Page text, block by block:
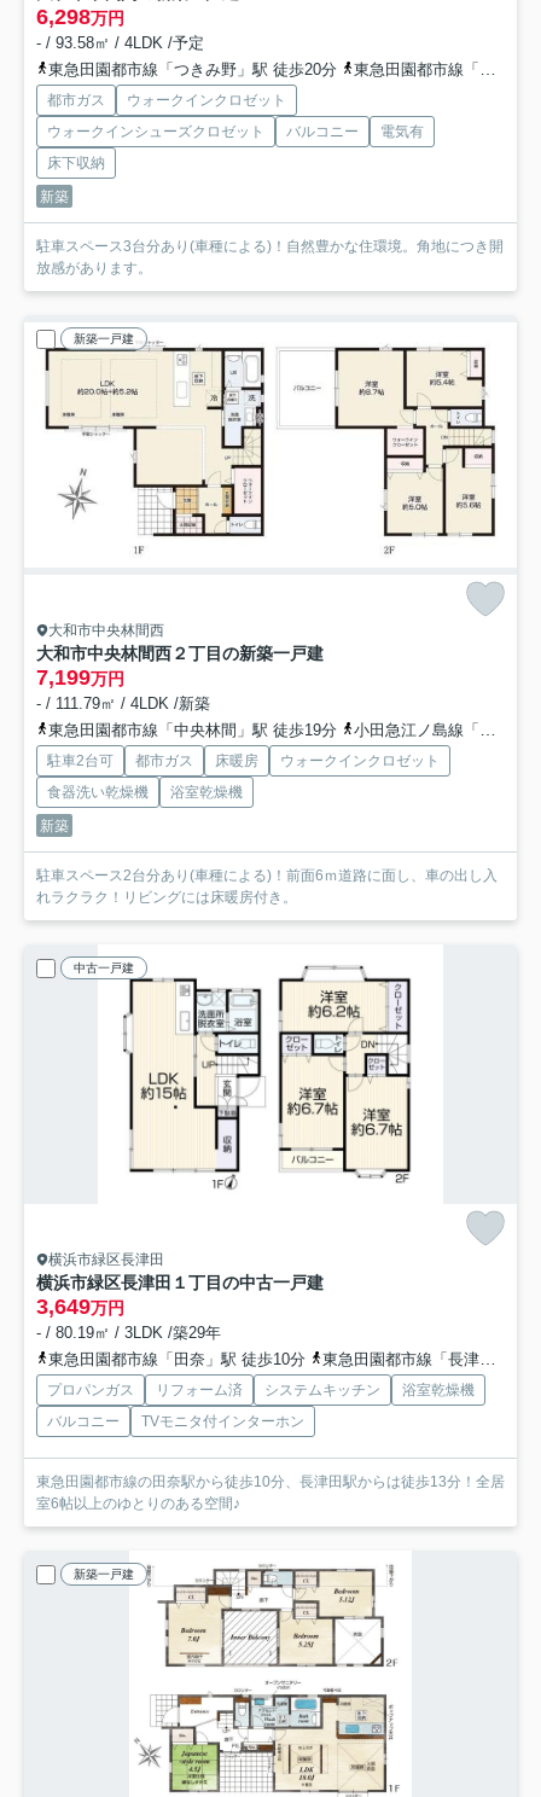
6,298万円
- / 93.58㎡ / 4LDK /予定
東急田園都市線「つきみ野」駅 徒歩20分
東急田園都市線「南町田グランベリーＰ」駅 徒歩22分
都市ガス
ウォークインクロゼット
ウォークインシューズクロゼット
バルコニー
電気有
床下収納
新築
駐車スペース3台分あり(車種による)！自然豊かな住環境。角地につき開
放感があります。
新築一戸建
大和市中央林間西
大和市中央林間西２丁目の新築一戸建
7,199万円
- / 111.79㎡ / 4LDK /新築
東急田園都市線「中央林間」駅 徒歩19分
小田急江ノ島線「中央林間」駅 徒歩19分
駐車2台可 都市ガス 床暖房
ウォークインクロゼット
食器洗い乾燥機
浴室乾燥機
新築
駐車スペース2台分あり(車種による)！前面6ｍ道路に面し、車の出し入
れラクラク！リビングには床暖房付き。
中古一戸建
横浜市緑区長津田
横浜市緑区長津田１丁目の中古一戸建
3,649万円
- / 80.19㎡ / 3LDK /築29年
東急田園都市線「田奈」駅 徒歩10分
東急田園都市線「長津田」駅 徒歩13分
プロパンガス リフォーム済 システムキッチン
浴室乾燥機
バルコニー
TVモニタ付インターホン
東急田園都市線の田奈駅から徒歩10分、長津田駅からは徒歩13分！全居
室6帖以上のゆとりのある空間♪
新築一戸建